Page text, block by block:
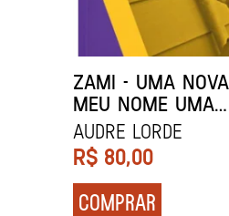
ZAMI - UMA
MEU NOME UMA
BIOMITOGRAFIA
Audre Lorde
R$ 80,00
COMPRAR